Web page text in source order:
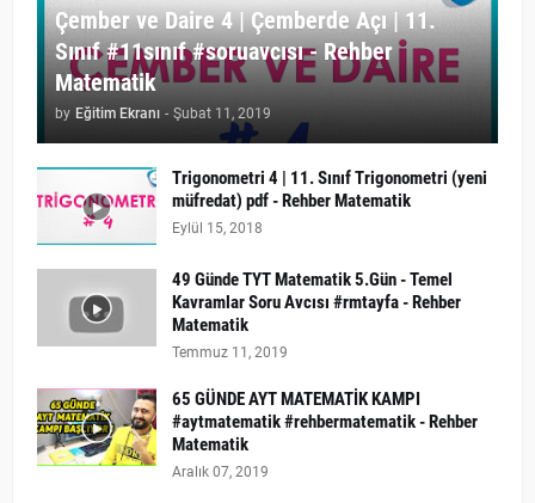
Çember ve Daire 4 | Çemberde Açı | 11.
Sınıf #11sınıf #soruavcısı - Rehber
Matematik
by Eğitim Ekranı - Şubat 11, 2019
Trigonometri 4 | 11. Sınıf Trigonometri (yeni
müfredat) pdf - Rehber Matematik
Eylül 15, 2018
49 Günde TYT Matematik 5.Gün - Temel
Kavramlar Soru Avcısı #rmtayfa - Rehber
Matematik
Temmuz 11, 2019
65 GÜNDE AYT MATEMATİK KAMPI
#aytmatematik #rehbermatematik - Rehber
Matematik
Aralık 07, 2019